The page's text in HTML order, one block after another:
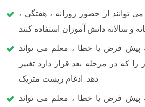
توانند از حضور روزانه ، هفتگی ،
پیش فرض یا خطا ، معلم می تواند
که در مرحله بعد قرار دارد تغییر
دهد. ادغام زیست متریک
پیش فرض یا خطا ، معلم می تواند